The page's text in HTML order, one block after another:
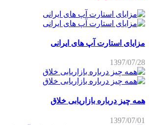
مزایای استارت آپ های ایرانی
1397/07/28
همه چیز درباره بازاریابی خلاق
1397/07/01